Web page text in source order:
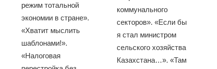
режим тотальной
экономии в стране».
«Хватит мыслить
шаблонами!».
«Налоговая
коммунального
секторов». «Если бы
я стал министром
сельского хозяйства
Казахстана…». «Там